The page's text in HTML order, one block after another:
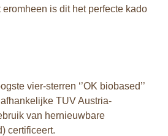
is dit het perfecte kado
vier-sterren ‘’OK biobased’’
TUV Austria-
van hernieuwbare
certificeert.